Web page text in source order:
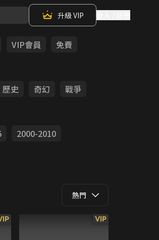
升級 VIP
VIP會員
免費
歷史 奇幻
戰爭
2000-2010
熱門
VIP